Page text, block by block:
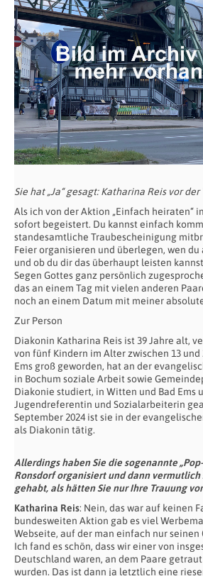
Sie hat „Ja“ gesagt: Katharina Reis vor
Als ich von der Aktion „Einfach heiraten“
sofort begeistert. Du kannst einfach
standesamtliche Traubescheinigung
Feier organisieren und überlegen, wen
und ob du dir das überhaupt leisten
Segen Gottes ganz persönlich
das an einem Tag mit vielen anderen
noch an einem Datum mit meiner
Zur Person
Diakonin Katharina Reis ist 39 Jahre alt,
von fünf Kindern im Alter zwischen 13 und
Ems groß geworden, hat an der
in Bochum soziale Arbeit sowie
Diakonie studiert, in Witten und Bad Ems
Jugendreferentin und Sozialarbeiterin
September 2024 ist sie in der
als Diakonin tätig.
Allerdings haben Sie die sogenannte
Ronsdorf organisiert und dann
gehabt, als hätten Sie nur Ihre Trauung
Katharina Reis: Nein, das war auf keinen
bundesweiten Aktion gab es viel
Webseite, auf der man einfach nur seinen
Ich fand es schön, dass wir einer von
Deutschland waren, an dem Paare
wurden. Das ist dann ja letztlich eine